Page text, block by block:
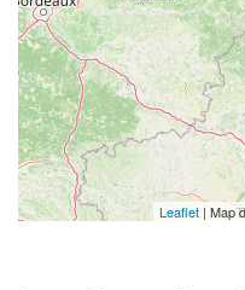
Leaflet | Map